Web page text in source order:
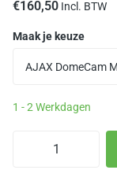
€160,50 Incl. BTW
Maak je keuze
1 - 2 Werkdagen